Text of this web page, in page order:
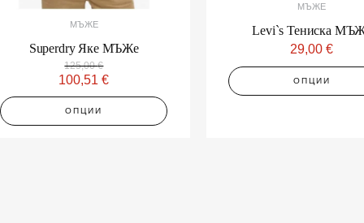
МЪЖЕ
Superdry Яке МЪЖe
125,00€
100,51€
ОПЦИИ
page
МЪЖЕ
Levi`s Тениска
29,00€
ОПЦИИ
page